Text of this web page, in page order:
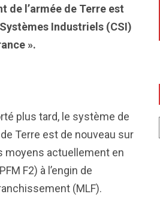
de l’armée de Terre est
Industriels (CSI)
».
plus tard, le système de
Terre est de nouveau sur
moyens actuellement en
F2) à l’engin de
(MLF).